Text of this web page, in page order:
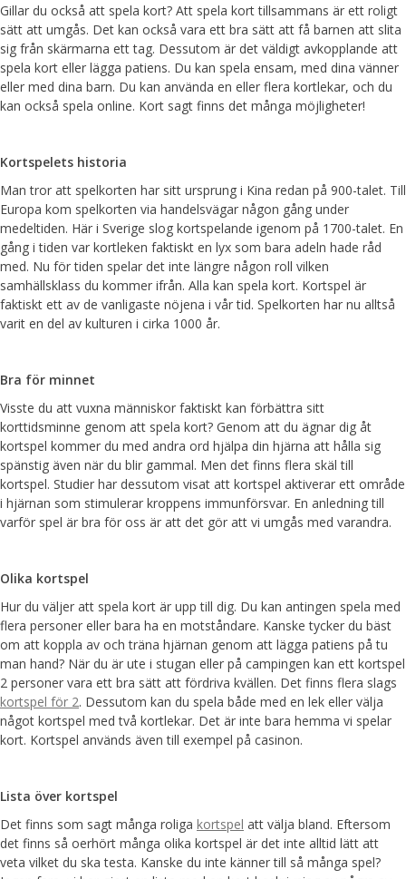
Gillar du också att spela kort? Att spela kort tillsammans är ett roligt
sätt att umgås. Det kan också vara ett bra sätt att få barnen att slita
sig från skärmarna ett tag. Dessutom är det väldigt avkopplande att
spela kort eller lägga patiens. Du kan spela ensam, med dina vänner
eller med dina barn. Du kan använda en eller flera kortlekar, och du
kan också spela online. Kort sagt finns det många möjligheter!
Kortspelets historia
Man tror att spelkorten har sitt ursprung i Kina redan på 900-talet. Till
Europa kom spelkorten via handelsvägar någon gång under
medeltiden. Här i Sverige slog kortspelande igenom på 1700-talet. En
gång i tiden var kortleken faktiskt en lyx som bara adeln hade råd
med. Nu för tiden spelar det inte längre någon roll vilken
samhällsklass du kommer ifrån. Alla kan spela kort. Kortspel är
faktiskt ett av de vanligaste nöjena i vår tid. Spelkorten har nu alltså
varit en del av kulturen i cirka 1000 år.
Bra för minnet
Visste du att vuxna människor faktiskt kan förbättra sitt
korttidsminne genom att spela kort? Genom att du ägnar dig åt
kortspel kommer du med andra ord hjälpa din hjärna att hålla sig
spänstig även när du blir gammal. Men det finns flera skäl till
kortspel. Studier har dessutom visat att kortspel aktiverar ett område
i hjärnan som stimulerar kroppens immunförsvar. En anledning till
varför spel är bra för oss är att det gör att vi umgås med varandra.
Olika kortspel
Hur du väljer att spela kort är upp till dig. Du kan antingen spela med
flera personer eller bara ha en motståndare. Kanske tycker du bäst
om att koppla av och träna hjärnan genom att lägga patiens på tu
man hand? När du är ute i stugan eller på campingen kan ett kortspel
2 personer vara ett bra sätt att fördriva kvällen. Det finns flera slags
kortspel för 2. Dessutom kan du spela både med en lek eller välja
något kortspel med två kortlekar. Det är inte bara hemma vi spelar
kort. Kortspel används även till exempel på casinon.
Lista över kortspel
Det finns som sagt många roliga kortspel att välja bland. Eftersom
det finns så oerhört många olika kortspel är det inte alltid lätt att
veta vilket du ska testa. Kanske du inte känner till så många spel?